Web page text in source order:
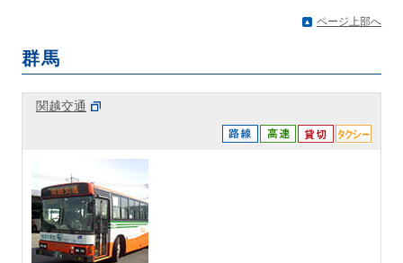
ページ上部へ
群馬
関越交通